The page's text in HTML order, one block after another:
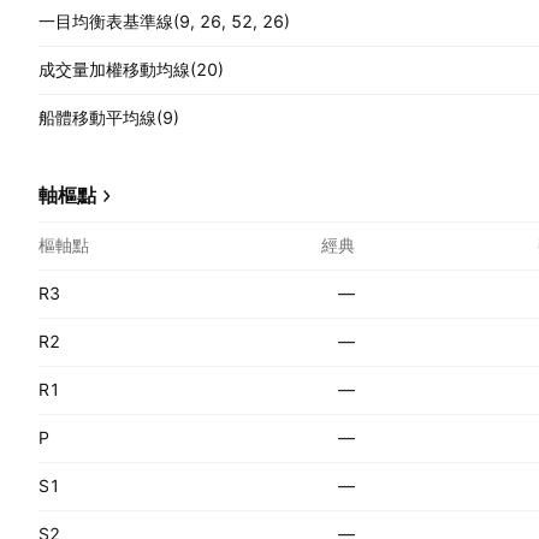
一目均衡表基準線(9, 26, 52, 26)
成交量加權移動均線(20)
船體移動平均線(9)
軸樞點
樞軸點 經典
R3 —
R2 —
R1 —
P —
S1 —
S2 —